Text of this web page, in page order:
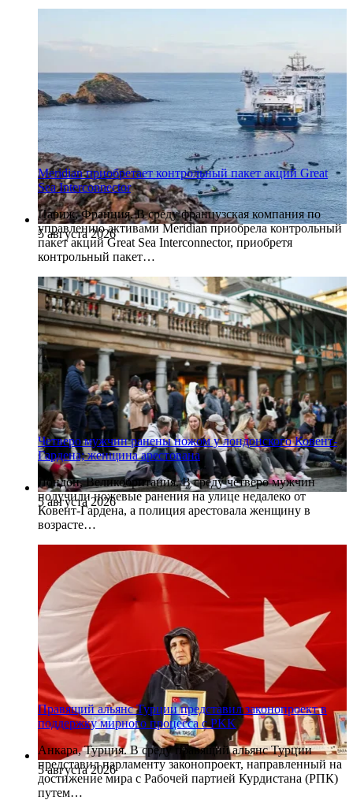
5 августа 2026
Meridian приобретает контрольный пакет акций Great
Sea Interconnector
Париж, Франция. В среду французская компания по
управлению активами Meridian приобрела контрольный
пакет акций Great Sea Interconnector, приобретя
контрольный пакет…
5 августа 2026
Четверо мужчин ранены ножом у лондонского Ковент-
Гардена; женщина арестована
Лондон, Великобритания. В среду четверо мужчин
получили ножевые ранения на улице недалеко от
Ковент-Гардена, а полиция арестовала женщину в
возрасте…
5 августа 2026
Правящий альянс Турции представил законопроект в
поддержку мирного процесса с PKK
Анкара, Турция. В среду правящий альянс Турции
представил парламенту законопроект, направленный на
достижение мира с Рабочей партией Курдистана (РПК)
путем…